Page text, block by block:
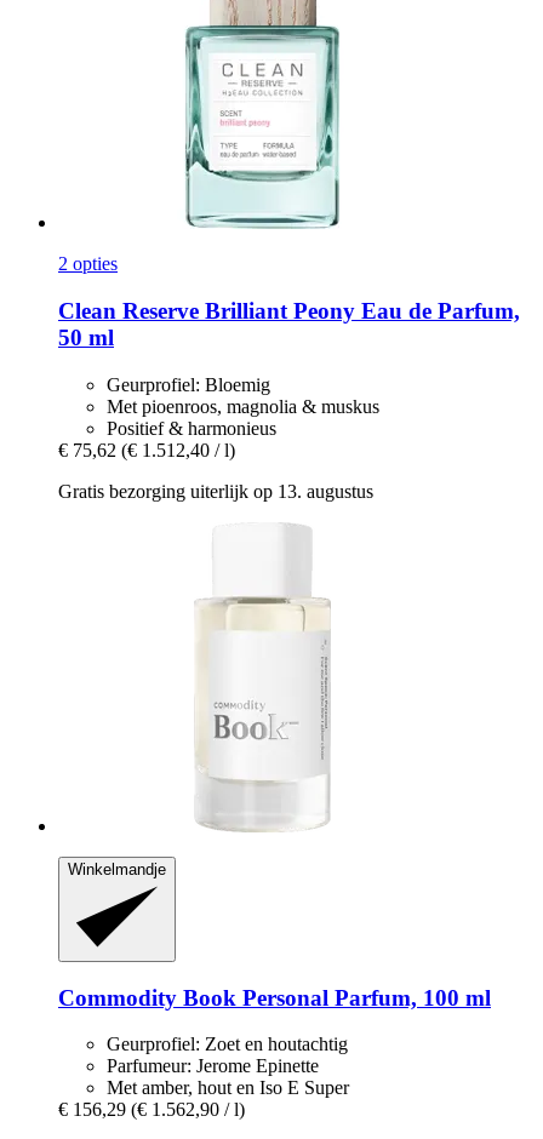
2 opties
Clean Reserve Brilliant Peony Eau de Parfum,
50 ml
Geurprofiel: Bloemig
Met pioenroos, magnolia & muskus
Positief & harmonieus
€ 75,62 (€ 1.512,40 / l)
Gratis bezorging uiterlijk op 13. augustus
Winkelmandje
Commodity Book Personal Parfum, 100 ml
Geurprofiel: Zoet en houtachtig
Parfumeur: Jerome Epinette
Met amber, hout en Iso E Super
€ 156,29 (€ 1.562,90 / l)